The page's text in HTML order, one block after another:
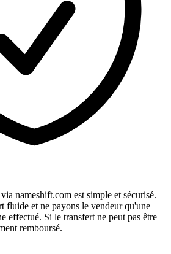
nameshift.com est simple et sécurisé.
fluide et ne payons le vendeur qu'une
effectué. Si le transfert ne peut pas être
remboursé.